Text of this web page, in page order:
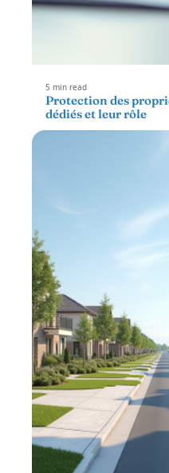
5 min read
Protection des
dédiés et leur rôle